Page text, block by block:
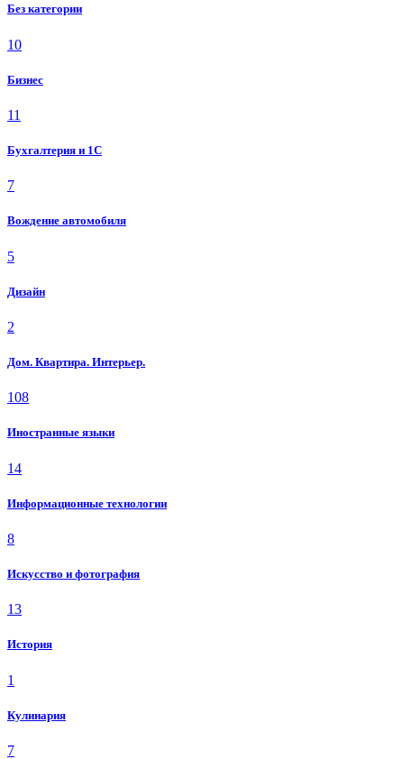
Без категории
10
Бизнес
11
Бухгалтерия и 1C
7
Вождение автомобиля
5
Дизайн
2
Дом. Квартира. Интерьер.
108
Иностранные языки
14
Информационные технологии
8
Искусство и фотография
13
История
1
Кулинария
7